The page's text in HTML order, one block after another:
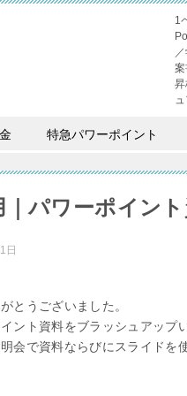
1
特急パワーポイント
｜パワーポイン
日
とうございました。
ント資料をブラッシュアップ
会で資料ならびにスライドを